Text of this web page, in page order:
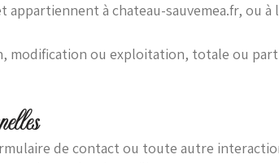
à chateau-sauvemea.fr, ou à
modification ou exploitation, totale ou
de contact ou toute autre